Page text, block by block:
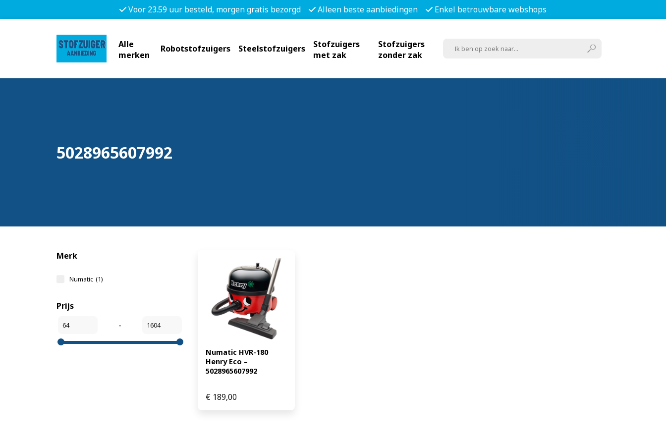
Voor 23.59 uur besteld, morgen gratis bezorgd Alleen beste aanbiedingen Enkel betrouwbare webshops
Alle
merken Robotstofzuigers Steelstofzuigers Stofzuigers
met zak
Stofzuigers
zonder zak
5028965607992
Merk
Numatic (1)
Prijs
-
Numatic HVR-180
Henry Eco –
5028965607992
€ 189,00